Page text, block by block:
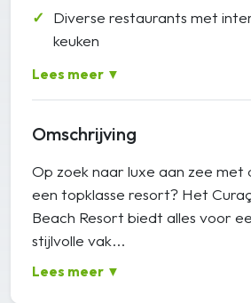
Diverse restaurants met
keuken
Lees meer ▼
Omschrijving
Op zoek naar luxe aan zee met
een topklasse resort? Het
Beach Resort biedt alles voor
stijlvolle vak...
Lees meer ▼